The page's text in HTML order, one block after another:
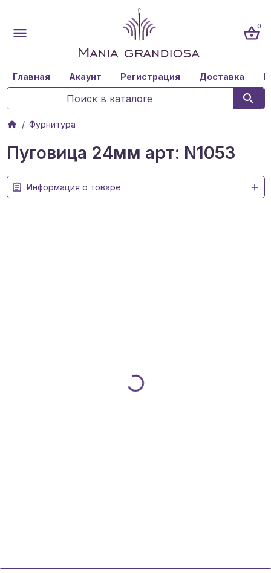
0
Главная Акаунт Регистрация Доставка
Фурнитура
Пуговица 24мм арт: N1053
Информация о товаре